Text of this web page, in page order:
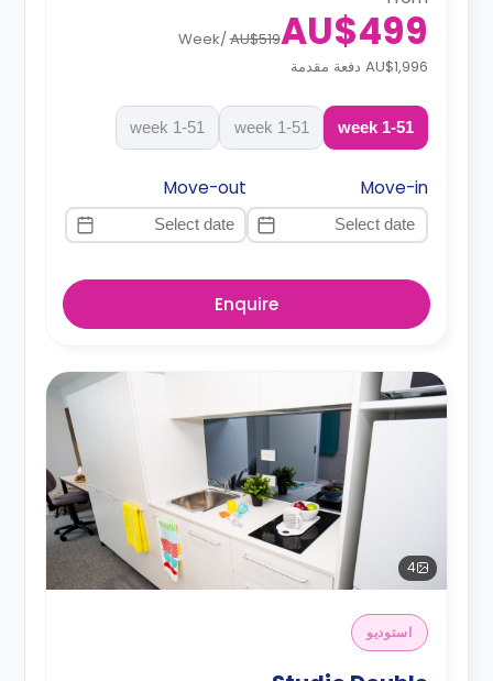
AU$499
AU$519
/
Week
AU$1,996 دفعة مقدمة
1-51 week
1-51 week
1-51 week
Move-in
Move-out
Enquire
4
استوديو